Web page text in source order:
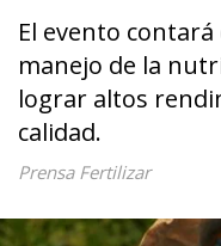
El evento
manejo de la
lograr altos
calidad.
Prensa Fertilizar